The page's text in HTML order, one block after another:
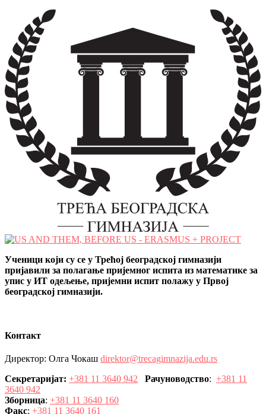
Ученици који су се у Трећој београдској гимназији
пријавили за полагање пријемног испита из математике за
упис у ИТ одељење, пријемни испит полажу у Првој
београдској гимназији.
Контакт
Директор: Олга Чокаш direktor@trecagimnazija.edu.rs
Секретаријат: +381 11 3640 942 Рачуноводство: +381 11
3640 942
Зборница: +381 11 3640 160
Факс: +381 11 3640 161